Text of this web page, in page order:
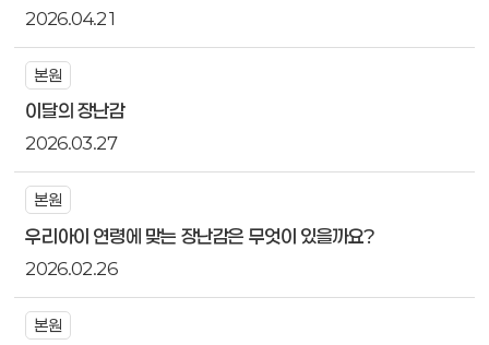
2026.04.21
본원
이달의 장난감
2026.03.27
본원
우리아이 연령에 맞는 장난감은 무엇이 있을까요?
2026.02.26
본원